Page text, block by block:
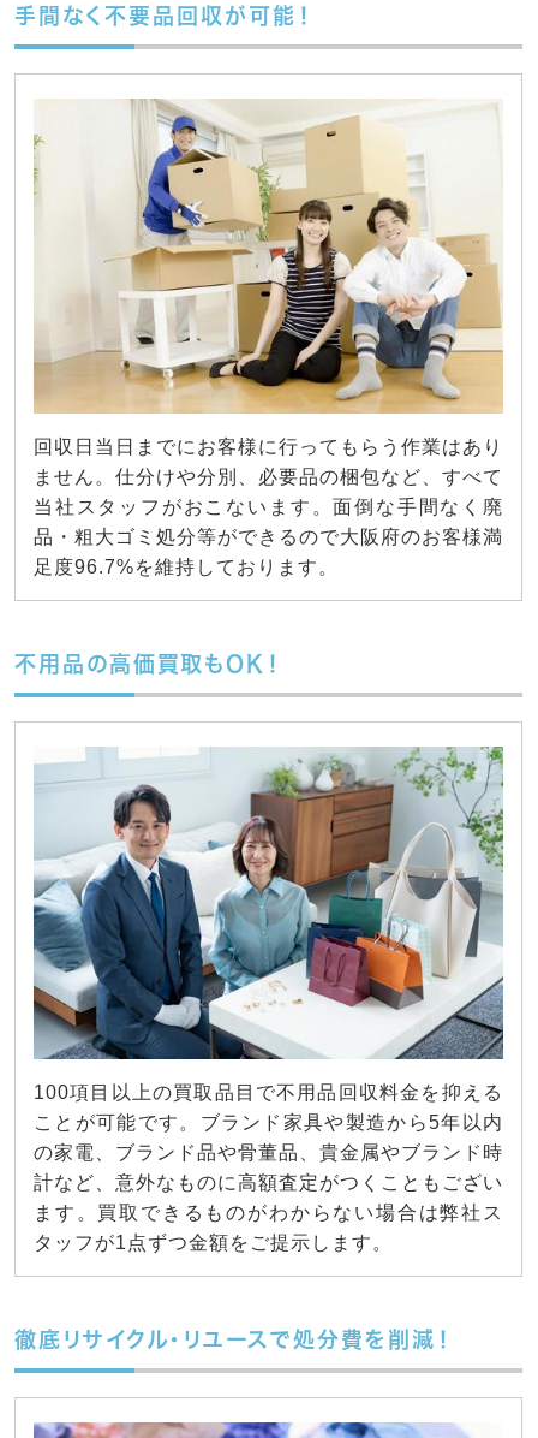
手間なく不要品回収が可能！
回収日当日までにお客様に行ってもらう作業はあり
ません。仕分けや分別、必要品の梱包など、すべて
当社スタッフがおこないます。面倒な手間なく廃
品・粗大ゴミ処分等ができるので大阪府のお客様満
足度96.7%を維持しております。
不用品の高価買取もOK！
100項目以上の買取品目で不用品回収料金を抑える
ことが可能です。ブランド家具や製造から5年以内
の家電、ブランド品や骨董品、貴金属やブランド時
計など、意外なものに高額査定がつくこともござい
ます。買取できるものがわからない場合は弊社ス
タッフが1点ずつ金額をご提示します。
徹底リサイクル・リユースで処分費を削減！